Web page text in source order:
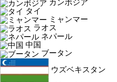
カンボジア
タイ
ミャンマー
ラオス
ネパール
中国
ブータン
ウズベキスタン